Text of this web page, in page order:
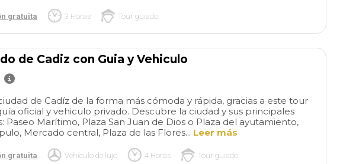
typical
be
this small
and
car
tips: Overall great
experience. Here are some
followed up periodically to
make sure we were will still
set and reserved. Very
The pickup is OUTSIDE of
read more
KRISTY M
20/07/2023
guide,
outstanding!
CATHY R
gratuita 3 Horas Tour guiado
de Cadiz con Guia y Vehiculo
de Cadíz de la forma más cómoda y rápida, gracias a este tour
oficial y vehiculo privado. Descubre la ciudad y sus principales
Paseo Marítimo, Plaza San Juan de Dios o Plaza del ayutamiento,
Mercado central, Plaza de las Flores... Leer más
gratuita Vehículo de lujo 4 Horas Tour guiado